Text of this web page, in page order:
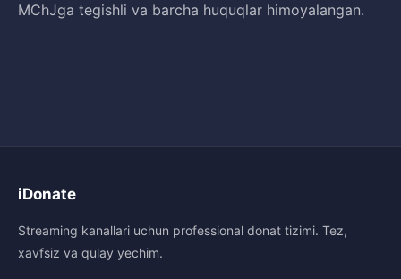
MChJga tegishli va barcha huquqlar himoyalangan.
iDonate
Streaming kanallari uchun professional donat tizimi. Tez,
xavfsiz va qulay yechim.